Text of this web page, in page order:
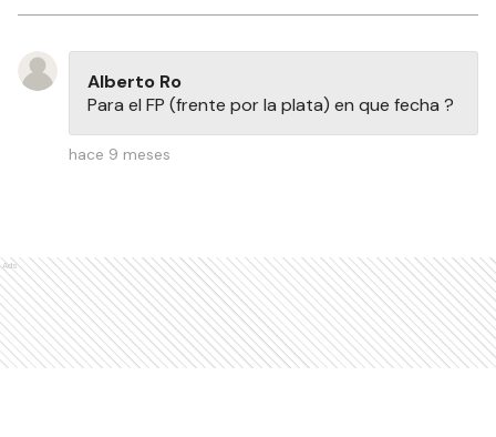
Alberto Ro
Para el FP (frente por la plata) en que fecha ?
hace 9 meses
Ads